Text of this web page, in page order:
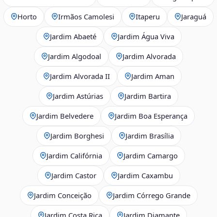
Horto Irmãos Camolesi Itaperu Jaraguá
Jardim Abaeté Jardim Água Viva
Jardim Algodoal Jardim Alvorada
Jardim Alvorada II Jardim Aman
Jardim Astúrias Jardim Bartira
Jardim Belvedere Jardim Boa Esperança
Jardim Borghesi Jardim Brasília
Jardim Califórnia Jardim Camargo
Jardim Castor Jardim Caxambu
Jardim Conceição Jardim Córrego Grande
Jardim Costa Rica Jardim Diamante